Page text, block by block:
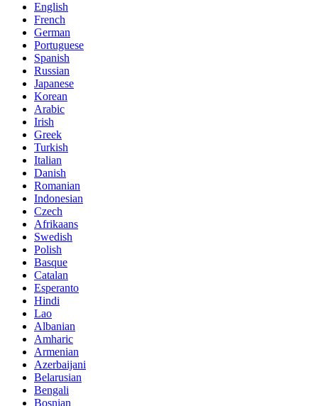
English
French
German
Portuguese
Spanish
Russian
Japanese
Korean
Arabic
Irish
Greek
Turkish
Italian
Danish
Romanian
Indonesian
Czech
Afrikaans
Swedish
Polish
Basque
Catalan
Esperanto
Hindi
Lao
Albanian
Amharic
Armenian
Azerbaijani
Belarusian
Bengali
Bosnian